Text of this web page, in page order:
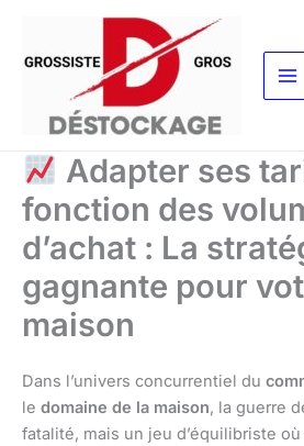
contenu
Adapter ses
fonction des
d’achat : La
gagnante pour
maison
Dans l’univers concurrentiel du
le domaine de la maison, la guerre
fatalité, mais un jeu d’équilibriste